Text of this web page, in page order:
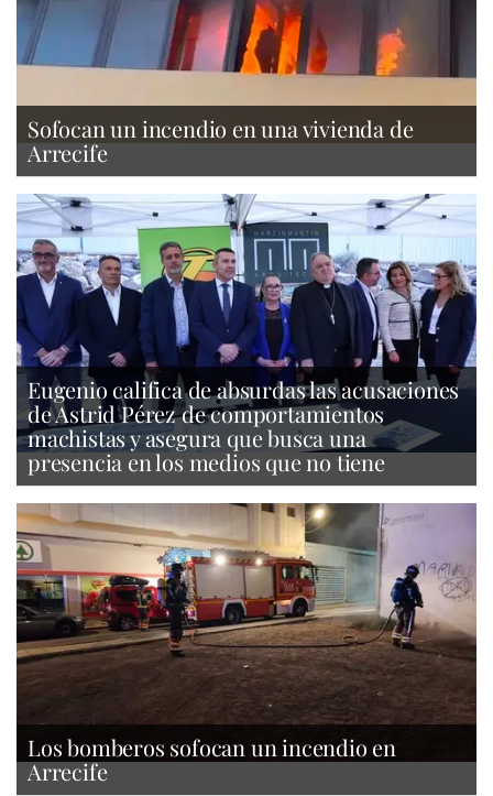
Sofocan un incendio en una vivienda de
Arrecife
Eugenio califica de absurdas las acusaciones
de Astrid Pérez de comportamientos
machistas y asegura que busca una
presencia en los medios que no tiene
Los bomberos sofocan un incendio en
Arrecife